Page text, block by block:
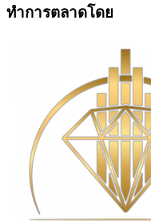
ทำการตลาดโดย